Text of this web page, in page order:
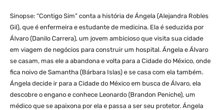
Sinopse: “Contigo Sim” conta a história de Ángela (Alejandra Robles
Gil), que é enfermeira e estudante de medicina. Ela é seduzida por
Álvaro (Danilo Carrera), um jovem ambicioso que visita sua cidade
em viagem de negócios para construir um hospital. Ángela e Álvaro
se casam, mas ele a abandona e volta para a Cidade do México, onde
fica noivo de Samantha (Bárbara Islas) e se casa com ela também.
Ángela decide ir para a Cidade do México em busca de Álvaro, ela
descobre o engano e conhece Leonardo (Brandon Peniche), um
médico que se apaixona por ela e passa a ser seu protetor. Ángela